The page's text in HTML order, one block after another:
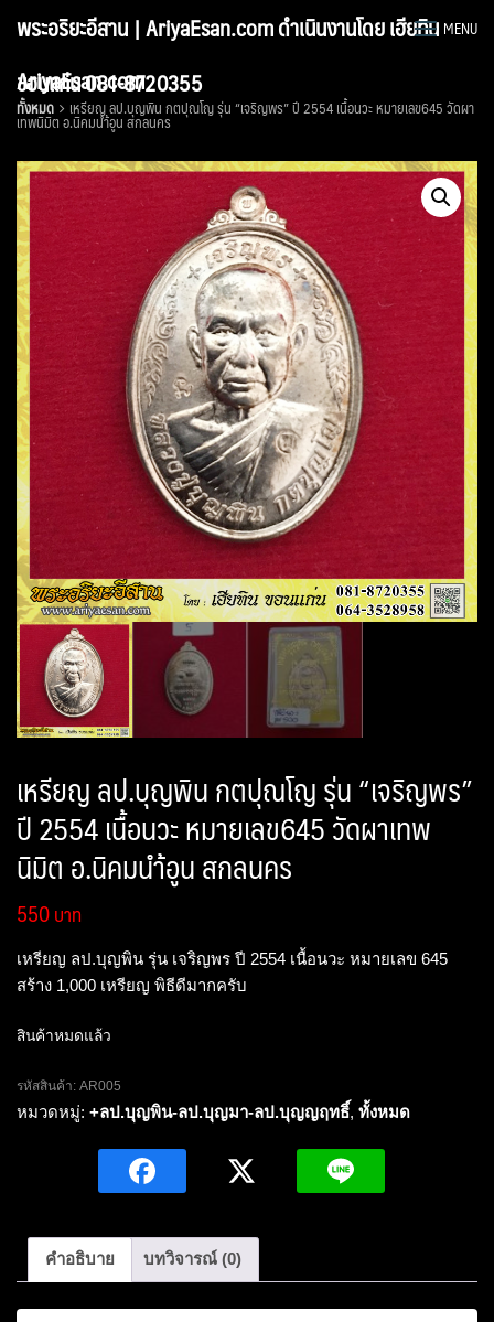
พระอริยะอีสาน | AriyaEsan.com ดำเนินงานโดย เฮียทิน
ขอนแก่น 081-8720355
MENU
AriyaEsan.com
ทั้งหมด เหรียญ ลป.บุญพิน กตปุณโญ รุ่น “เจริญพร” ปี 2554 เนื้อนวะ หมายเลข645 วัดผา
เทพนิมิต อ.นิคมนำ้อูน สกลนคร
เหรียญ ลป.บุญพิน กตปุณโญ รุ่น “เจริญพร”
ปี 2554 เนื้อนวะ หมายเลข645 วัดผาเทพ
นิมิต อ.นิคมนำ้อูน สกลนคร
550
เหรียญ ลป.บุญพิน รุ่น เจริญพร ปี 2554 เนื้อนวะ หมายเลข 645
สร้าง 1,000 เหรียญ พิธีดีมากครับ
สินค้าหมดแล้ว
รหัสสินค้า: AR005
หมวดหมู่: +ลป.บุญพิน-ลป.บุญมา-ลป.บุญญฤทธิ์, ทั้งหมด
คำอธิบาย บทวิจารณ์ (0)